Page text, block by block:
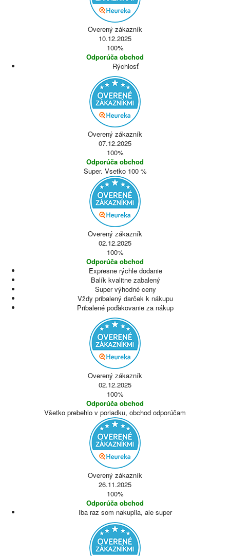
Overený zákazník
10.12.2025
100%
Odporúča obchod
Rýchlosť
Overený zákazník
07.12.2025
100%
Odporúča obchod
Super. Vsetko 100 %
Overený zákazník
02.12.2025
100%
Odporúča obchod
Expresne rýchle dodanie
Balík kvalitne zabalený
Super výhodné ceny
Vždy pribalený darček k nákupu
Pribalené poďakovanie za nákup
Overený zákazník
02.12.2025
100%
Odporúča obchod
Všetko prebehlo v poriadku, obchod odporúčam
Overený zákazník
26.11.2025
100%
Odporúča obchod
Iba raz som nakupila, ale super